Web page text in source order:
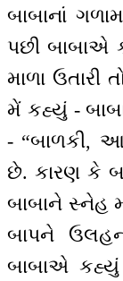
બાબાનાં
પછી બાબાએ
માળા ઉતારી
મેં કહ્યું -
- “બાળકી, આ
છે. કારણ કે
બાબાને સ્નેહ
બાપને
બાબાએ કહ્યું